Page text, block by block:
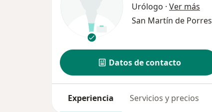
Urólogo · Ver más
San Martín de Porres
Datos de contacto
Experiencia Servicios y precios